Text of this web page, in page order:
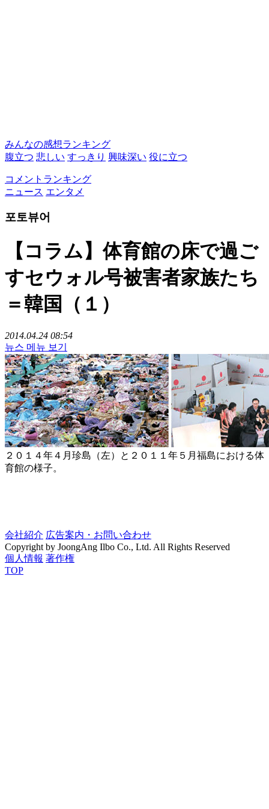
みんなの感想ランキング
腹立つ 悲しい すっきり 興味深い 役に立つ
コメントランキング
ニュース エンタメ
포토뷰어
【コラム】体育館の床で過ご
すセウォル号被害者家族たち
＝韓国（１）
2014.04.24 08:54
뉴스 메뉴 보기
２０１４年４月珍島（左）と２０１１年５月福島における体
育館の様子。
会社紹介 広告案内・お問い合わせ
Copyright by JoongAng Ilbo Co., Ltd. All Rights Reserved
個人情報 著作権
TOP